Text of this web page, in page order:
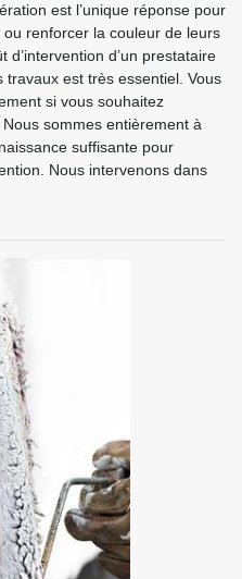
est l’unique réponse pour
renforcer la couleur de leurs
d’un prestataire
est très essentiel. Vous
si vous souhaitez
sommes entièrement à
suffisante pour
Nous intervenons dans